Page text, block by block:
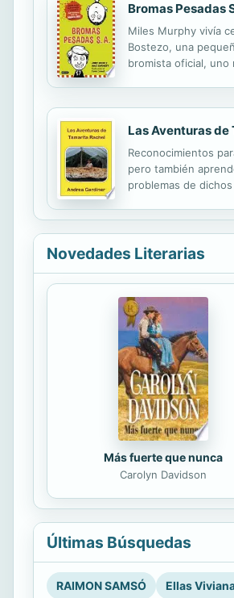
Bromas Pesadas
Miles Murphy vivía
Bostezo, una
bromista oficial,
Las Aventuras de
Reconocimientos
pero también
problemas de
Novedades Literarias
Más fuerte que nunca
Carolyn Davidson
Últimas Búsquedas
RAIMON SAMSÓ Ellas